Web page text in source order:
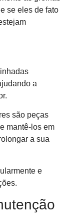
se eles de fato
a
são peças
mantê-los em
a sua
e